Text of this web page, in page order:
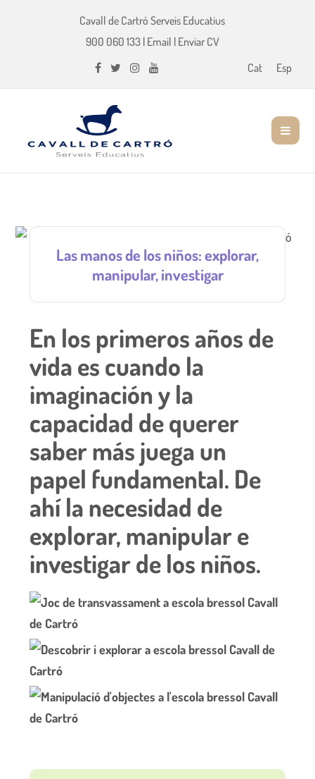
Cavall de Cartró Serveis Educatius
900 060 133| Email | Enviar CV
Cat
Esp
Las manos de los niños: explorar,
manipular, investigar
En los primeros años de
vida es cuando la
imaginación y la
capacidad de querer
saber más juega un
papel fundamental. De
ahí la necesidad de
explorar, manipular e
investigar de los niños.